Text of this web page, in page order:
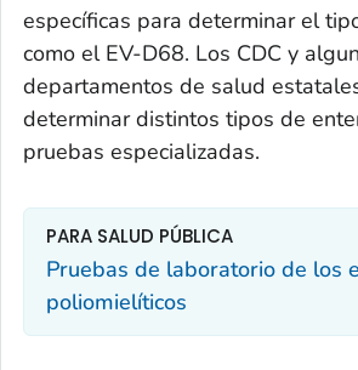
específicas para determinar el
como el EV-D68. Los CDC y
departamentos de salud
determinar distintos tipos de
pruebas especializadas.
PARA SALUD PÚBLICA
Pruebas de laboratorio de los
poliomielíticos